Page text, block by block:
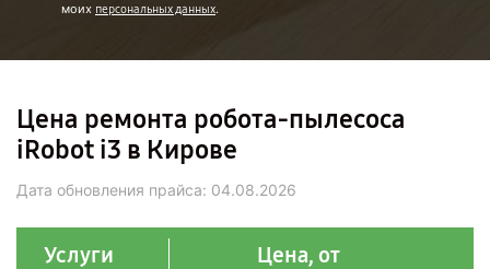
моих персональных данных.
Цена ремонта робота-пылесоса
iRobot i3 в Кирове
Дата обновления прайса: 04.08.2026
Услуги Цена, от